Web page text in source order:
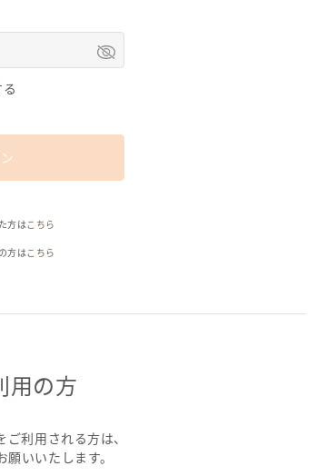
方はこちら
方はこちら
用の方
利用される方は、
いいたします。